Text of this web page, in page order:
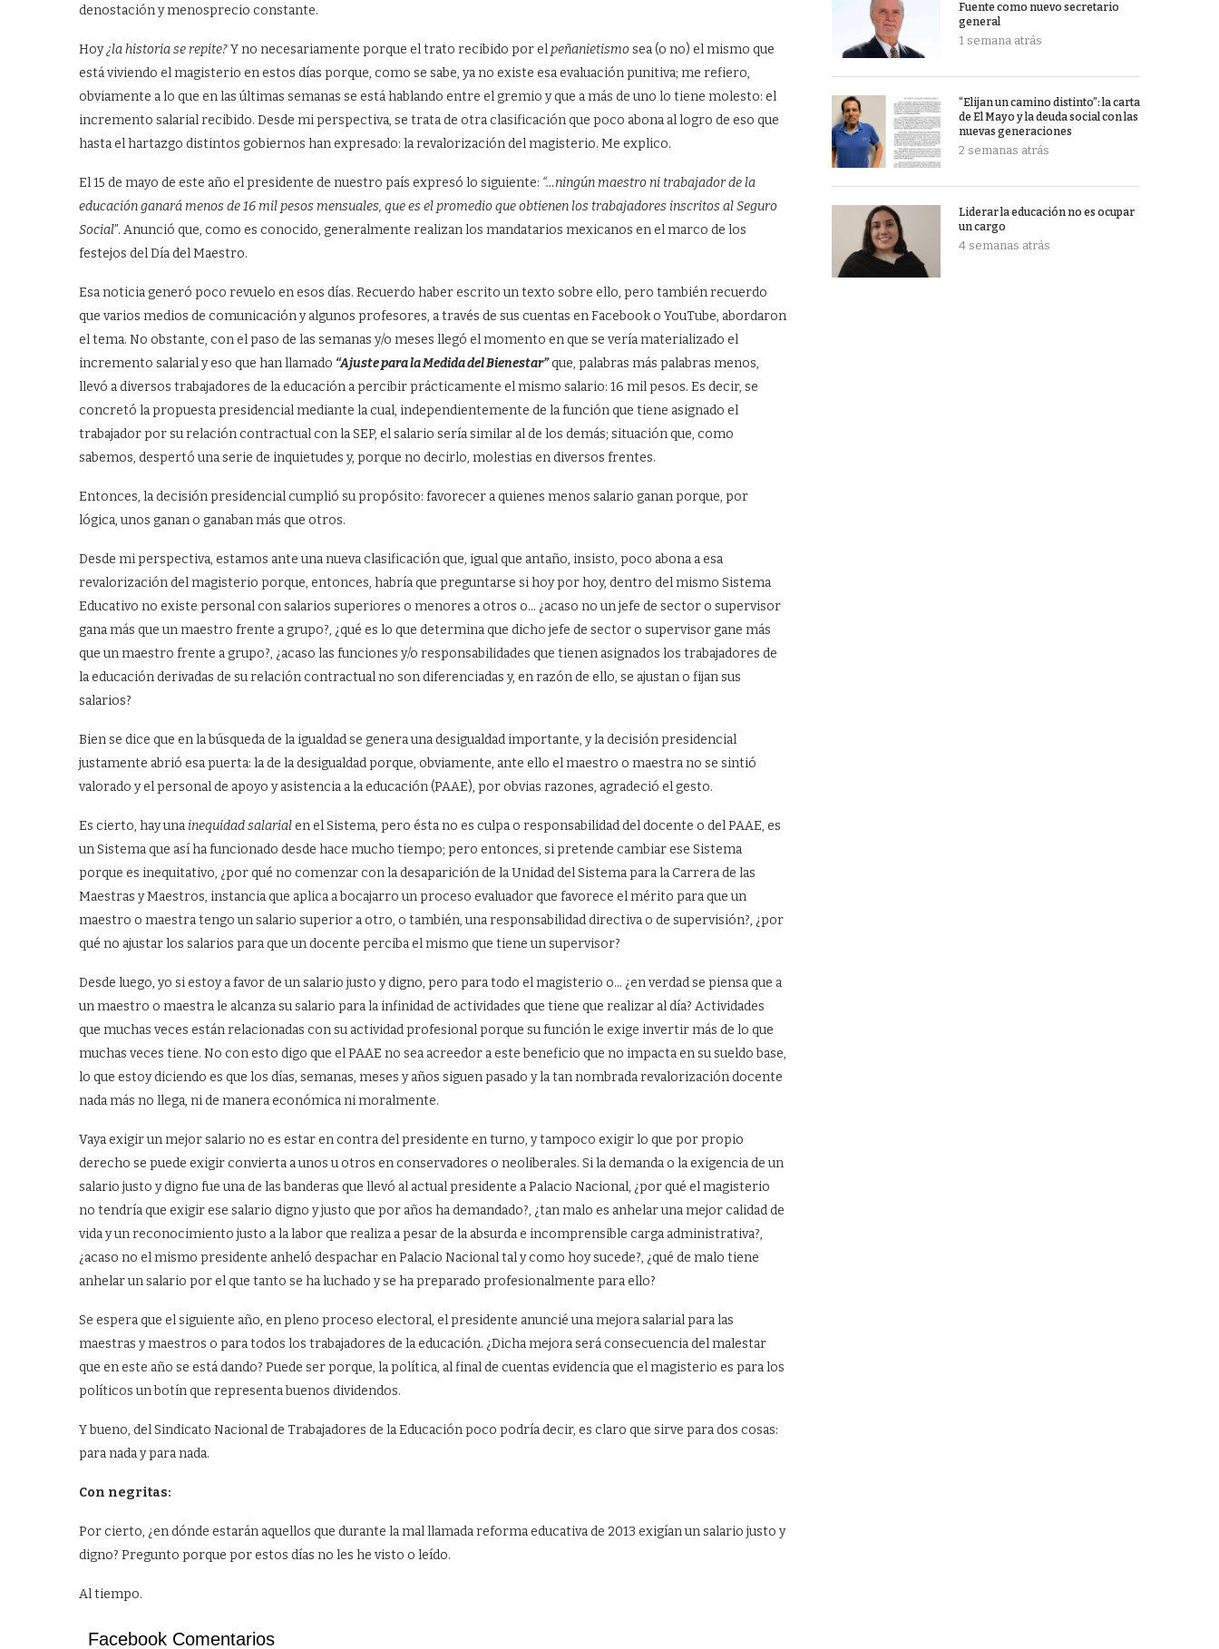
denostación y menosprecio constante.
Hoy¿la historia se repite?Y no necesariamente porque el trato recibido por el peñanietismosea (o no) el mismo que
está viviendo el magisterio en estos días porque, como se sabe, ya no existe esa evaluación punitiva; me refiero,
obviamente a lo que en las últimas semanas se está hablando entre el gremio y que a más de uno lo tiene molesto: el
incremento salarial recibido. Desde mi perspectiva, se trata de otra clasificación que poco abona al logro de eso que
hasta el hartazgo distintos gobiernos han expresado: la revalorización del magisterio. Me explico.
El 15 de mayo de este año el presidente de nuestro país expresó lo siguiente: “…ningún maestro ni trabajador de la
educación ganará menos de 16 mil pesos mensuales, que es el promedio que obtienen los trabajadores inscritos al Seguro
Social”. Anunció que, como es conocido, generalmente realizan los mandatarios mexicanos en el marco de los
festejos del Día del Maestro.
Esa noticia generó poco revuelo en esos días. Recuerdo haber escrito un texto sobre ello, pero también recuerdo
que varios medios de comunicación y algunos profesores, a través de sus cuentas en Facebook o YouTube, abordaron
el tema. No obstante, con el paso de las semanas y/o meses llegó el momento en que se vería materializado el
incremento salarial y eso que han llamado “Ajuste para la Medida del Bienestar”que, palabras más palabras menos,
llevó a diversos trabajadores de la educación a percibir prácticamente el mismo salario: 16 mil pesos. Es decir, se
concretó la propuesta presidencial mediante la cual, independientemente de la función que tiene asignado el
trabajador por su relación contractual con la SEP, el salario sería similar al de los demás; situación que, como
sabemos, despertó una serie de inquietudes y, porque no decirlo, molestias en diversos frentes.
Entonces, la decisión presidencial cumplió su propósito: favorecer a quienes menos salario ganan porque, por
lógica, unos ganan o ganaban más que otros.
Desde mi perspectiva, estamos ante una nueva clasificación que, igual que antaño, insisto, poco abona a esa
revalorización del magisterio porque, entonces, habría que preguntarse si hoy por hoy, dentro del mismo Sistema
Educativo no existe personal con salarios superiores o menores a otros o… ¿acaso no un jefe de sector o supervisor
gana más que un maestro frente a grupo?, ¿qué es lo que determina que dicho jefe de sector o supervisor gane más
que un maestro frente a grupo?, ¿acaso las funciones y/o responsabilidades que tienen asignados los trabajadores de
la educación derivadas de su relación contractual no son diferenciadas y, en razón de ello, se ajustan o fijan sus
salarios?
Bien se dice que en la búsqueda de la igualdad se genera una desigualdad importante, y la decisión presidencial
justamente abrió esa puerta: la de la desigualdad porque, obviamente, ante ello el maestro o maestra no se sintió
valorado y el personal de apoyo y asistencia a la educación (PAAE), por obvias razones, agradeció el gesto.
Es cierto, hay una inequidad salarialen el Sistema, pero ésta no es culpa o responsabilidad del docente o del PAAE, es
un Sistema que así ha funcionado desde hace mucho tiempo; pero entonces, si pretende cambiar ese Sistema
porque es inequitativo, ¿por qué no comenzar con la desaparición de la Unidad del Sistema para la Carrera de las
Maestras y Maestros, instancia que aplica a bocajarro un proceso evaluador que favorece el mérito para que un
maestro o maestra tengo un salario superior a otro, o también, una responsabilidad directiva o de supervisión?, ¿por
qué no ajustar los salarios para que un docente perciba el mismo que tiene un supervisor?
Desde luego, yo si estoy a favor de un salario justo y digno, pero para todo el magisterio o… ¿en verdad se piensa que a
un maestro o maestra le alcanza su salario para la infinidad de actividades que tiene que realizar al día? Actividades
que muchas veces están relacionadas con su actividad profesional porque su función le exige invertir más de lo que
muchas veces tiene. No con esto digo que el PAAE no sea acreedor a este beneficio que no impacta en su sueldo base,
lo que estoy diciendo es que los días, semanas, meses y años siguen pasado y la tan nombrada revalorización docente
nada más no llega, ni de manera económica ni moralmente.
Vaya exigir un mejor salario no es estar en contra del presidente en turno, y tampoco exigir lo que por propio
derecho se puede exigir convierta a unos u otros en conservadores o neoliberales. Si la demanda o la exigencia de un
salario justo y digno fue una de las banderas que llevó al actual presidente a Palacio Nacional, ¿por qué el magisterio
no tendría que exigir ese salario digno y justo que por años ha demandado?, ¿tan malo es anhelar una mejor calidad de
vida y un reconocimiento justo a la labor que realiza a pesar de la absurda e incomprensible carga administrativa?,
¿acaso no el mismo presidente anheló despachar en Palacio Nacional tal y como hoy sucede?, ¿qué de malo tiene
anhelar un salario por el que tanto se ha luchado y se ha preparado profesionalmente para ello?
Se espera que el siguiente año, en pleno proceso electoral, el presidente anuncié una mejora salarial para las
maestras y maestros o para todos los trabajadores de la educación. ¿Dicha mejora será consecuencia del malestar
que en este año se está dando? Puede ser porque, la política, al final de cuentas evidencia que el magisterio es para los
políticos un botín que representa buenos dividendos.
Y bueno, del Sindicato Nacional de Trabajadores de la Educación poco podría decir, es claro que sirve para dos cosas:
para nada y para nada.
Con negritas:
Por cierto, ¿en dónde estarán aquellos que durante la mal llamada reforma educativa de 2013 exigían un salario justo y
digno? Pregunto porque por estos días no les he visto o leído.
Al tiempo.
Facebook Comentarios
Fuente como nuevo secretario
general
1 semana atrás
“Elijan un camino distinto”: la carta
de El Mayo y la deuda social con las
nuevas generaciones
2 semanas atrás
Liderar la educación no es ocupar
un cargo
4 semanas atrás